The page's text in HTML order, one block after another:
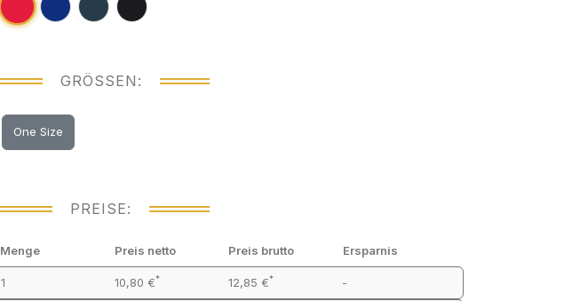
GRÖSSEN:
One Size
PREISE:
Menge Preis netto Preis brutto Ersparnis
1 10,80 €* 12,85 €* -